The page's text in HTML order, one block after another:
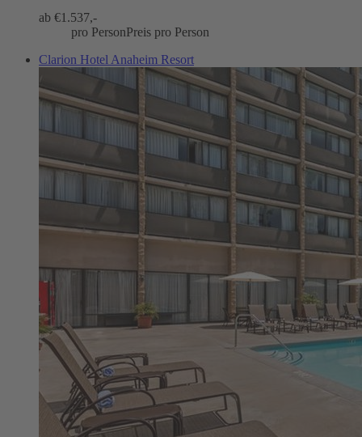
ab €1.537,-
pro PersonPreis pro Person
Clarion Hotel Anaheim Resort